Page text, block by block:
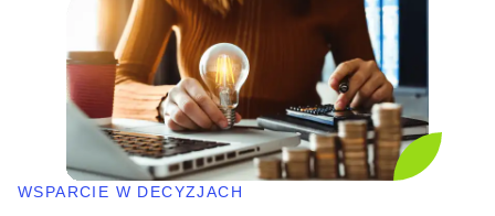
WSPARCIE W DECYZJACH